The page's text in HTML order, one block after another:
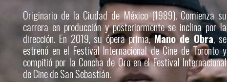
Originario de la Ciudad de México (1989). Comienza su
carrera en producción y posteriormente se inclina por la
dirección. En 2019, su ópera prima,Mano de Obra, se
estrenó en el Festival Internacional de Cine de Toronto y
compitió por la Concha de Oro en el Festival Internacional
de Cine de San Sebastián.